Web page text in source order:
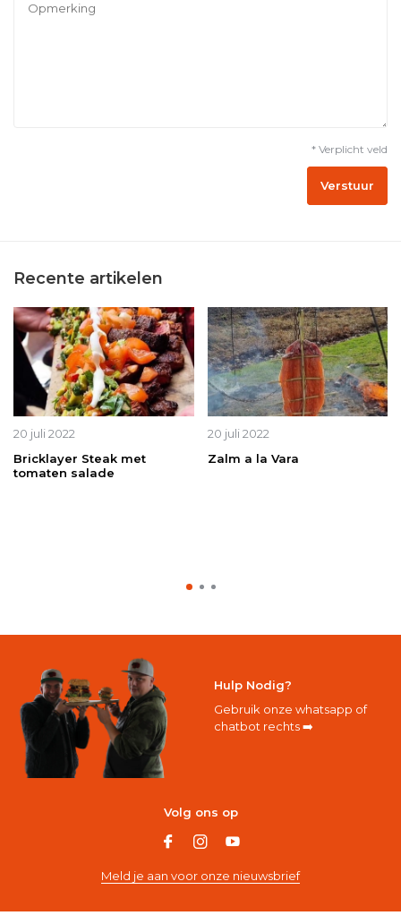
* Verplicht veld
Verstuur
Recente artikelen
20 juli 2022
Bricklayer Steak met
tomaten salade
20 juli 2022
Zalm a la Vara
Hulp Nodig?
Gebruik onze whatsapp of
chatbot rechts ➡️
Volg ons op
Meld je aan voor onze nieuwsbrief